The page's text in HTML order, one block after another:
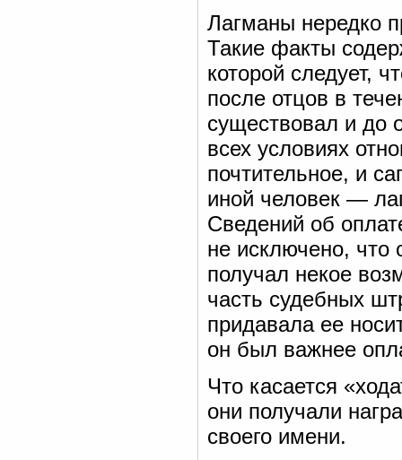
Лагманы нередко
Такие факты
которой следует,
после отцов в
существовал и до
всех условиях
почтительное, и
иной человек —
Сведений об
не исключено, что
получал некое
часть судебных
придавала ее
он был важнее
Что касается
они получали
своего имени.